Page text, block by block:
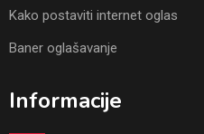
Kako postaviti internet oglas
Baner oglašavanje
Informacije